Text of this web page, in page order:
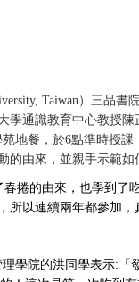
Taiwan）三品
學通識教育中心教授
地餐，於6點準時授課
的由來 ， 並親手示範如
捲的由來，也學到了
所以連續兩年都參加，
理學院的洪同學表示: